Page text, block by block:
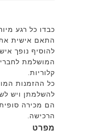
כבדו כל רגע
התאם אישית
להוסיף נופך
המושלמת
קלוריות.
להשלמתן ויש
הרכישה.
מפרט